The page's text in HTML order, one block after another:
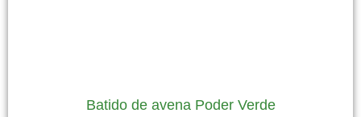
Batido de avena Poder Verde